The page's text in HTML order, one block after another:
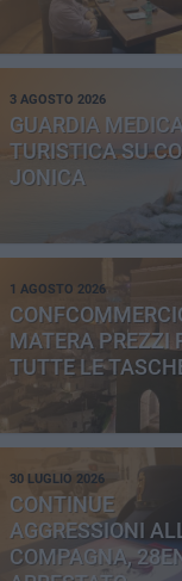
3 AGOSTO 2026
GUARDIA MEDICA
TURISTICA SU
JONICA
1 AGOSTO 2026
MATERA PREZZI
TUTTE LE
30 LUGLIO 2026
CONTINUE
AGGRESSIONI
COMPAGNA,